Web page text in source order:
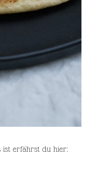
ist erfährst du hier: